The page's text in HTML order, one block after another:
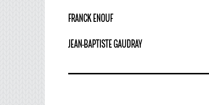
FRANCK ENOUF
JEAN-BAPTISTE GAUDRAY